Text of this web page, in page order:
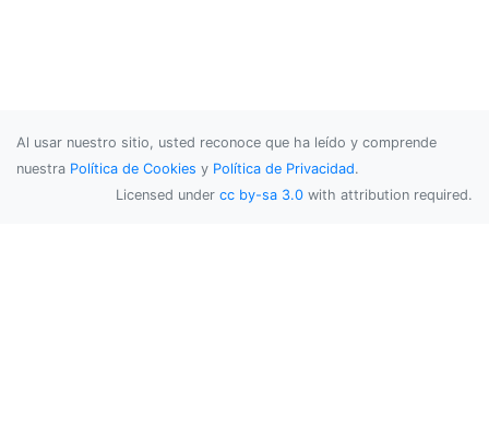
Al usar nuestro sitio, usted reconoce que ha leído y comprende
nuestra Política de Cookies y Política de Privacidad.
Licensed under cc by-sa 3.0 with attribution required.